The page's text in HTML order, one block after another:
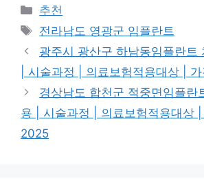
카
테
리
추천
태
그
전라남도 영광군 임플란트
광주시 광산구 하남동임플란트
| 시술과정 | 의료보험적용대상 |
경상남도 합천군 적중면임플란
용 | 시술과정 | 의료보험적용대상 |
2025